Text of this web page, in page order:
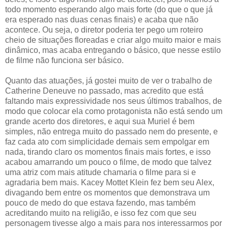
todo momento esperando algo mais forte (do que o que já
era esperado nas duas cenas finais) e acaba que não
acontece. Ou seja, o diretor poderia ter pego um roteiro
cheio de situações floreadas e criar algo muito maior e mais
dinâmico, mas acaba entregando o básico, que nesse estilo
de filme não funciona ser básico.
Quanto das atuações, já gostei muito de ver o trabalho de
Catherine Deneuve no passado, mas acredito que está
faltando mais expressividade nos seus últimos trabalhos, de
modo que colocar ela como protagonista não está sendo um
grande acerto dos diretores, e aqui sua Muriel é bem
simples, não entrega muito do passado nem do presente, e
faz cada ato com simplicidade demais sem empolgar em
nada, tirando claro os momentos finais mais fortes, e isso
acabou amarrando um pouco o filme, de modo que talvez
uma atriz com mais atitude chamaria o filme para si e
agradaria bem mais. Kacey Mottet Klein fez bem seu Alex,
divagando bem entre os momentos que demonstrava um
pouco de medo do que estava fazendo, mas também
acreditando muito na religião, e isso fez com que seu
personagem tivesse algo a mais para nos interessarmos por